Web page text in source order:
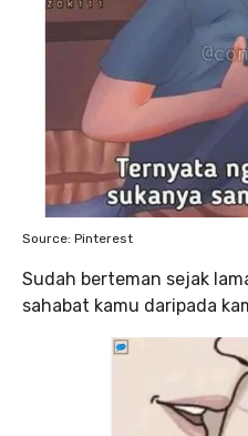
Source: Pinterest
Sudah berteman sejak
sahabat kamu daripada